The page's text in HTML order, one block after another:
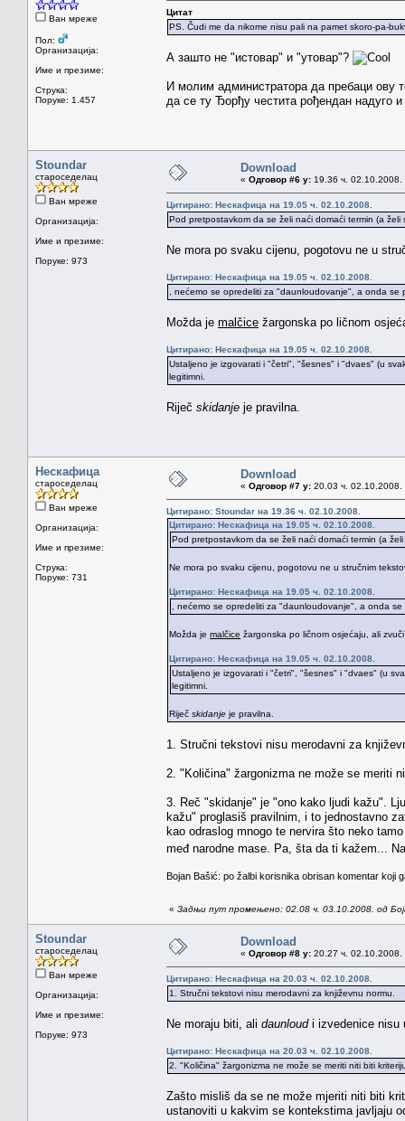
Ван мреже
Пол:
Организација:
Име и презиме:
Струка:
Поруке: 1.457
Цитат
PS. Čudi me da nikome nisu pali na pamet skoro-pa-
А зашто не "истовар" и "утовар"?
И молим администратора да пребаци ову
да се ту Ђорђу честита рођендан надуго
Stoundar
староседелац
Ван мреже
Организација:
Име и презиме:
Поруке: 973
Download
« Одговор #6 у: 19.36 ч. 02.10.2008.
Цитирано: Нескафица на 19.05 ч. 02.10.2008.
Pod pretpostavkom da se želi naći domaći termin (a želi
Ne mora po svaku cijenu, pogotovu ne u
Цитирано: Нескафица на 19.05 ч. 02.10.2008.
, nećemo se opredeliti za "daunloudovanje", a onda
Možda je malčice žargonska po ličnom
Цитирано: Нескафица на 19.05 ч. 02.10.2008.
Ustaljeno je izgovarati i "četri", "šesnes" i "dvaes" (u
legitimni.
Riječ skidanje je pravilna.
Нескафица
староседелац
Ван мреже
Организација:
Име и презиме:
Струка:
Поруке: 731
Download
« Одговор #7 у: 20.03 ч. 02.10.2008.
Цитирано: Stoundar на 19.36 ч. 02.10.2008.
Цитирано: Нескафица на 19.05 ч. 02.10.2008.
Pod pretpostavkom da se želi naći domaći termin (a želi
Ne mora po svaku cijenu, pogotovu ne u stručnim
Цитирано: Нескафица на 19.05 ч. 02.10.2008.
, nećemo se opredeliti za "daunloudovanje", a onda
Možda je malčice žargonska po ličnom osjećaju, ali
Цитирано: Нескафица на 19.05 ч. 02.10.2008.
Ustaljeno je izgovarati i "četri", "šesnes" i "dvaes" (u
legitimni.
Riječ skidanje je pravilna.
1. Stručni tekstovi nisu merodavni za
2. "Količina" žargonizma ne može se meriti
3. Reč "skidanje" je "ono kako ljudi kažu".
kažu" proglasiš pravilnim, i to jednostavno
kao odraslog mnogo te nervira što neko
međ narodne mase. Pa, šta da ti kažem...
Bojan Bašić: po žalbi korisnika obrisan komentar koji
« Задњи пут промењено: 02.08 ч. 03.10.2008. од
Stoundar
староседелац
Ван мреже
Организација:
Име и презиме:
Поруке: 973
Download
« Одговор #8 у: 20.27 ч. 02.10.2008.
Цитирано: Нескафица на 20.03 ч. 02.10.2008.
1. Stručni tekstovi nisu merodavni za književnu normu.
Ne moraju biti, ali daunloudi izvedenice nisu
Цитирано: Нескафица на 20.03 ч. 02.10.2008.
2. "Količina" žargonizma ne može se meriti niti biti
Zašto misliš da se ne može mjeriti niti biti
ustanoviti u kakvim se kontekstima javljaju